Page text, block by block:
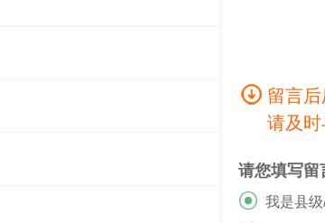
留言
请及时
请您填写留
 我是县